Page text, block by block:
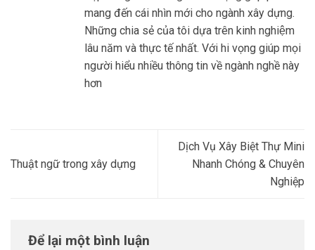
mang đến cái nhìn mới cho ngành xây dựng.
Những chia sẻ của tôi dựa trên kinh nghiệm
lâu năm và thực tế nhất. Với hi vọng giúp mọi
người hiểu nhiều thông tin về ngành nghề này
hơn
Thuật ngữ trong xây dựng
Dịch Vụ Xây Biệt Thự Mini
Nhanh Chóng & Chuyên
Nghiệp
Để lại một bình luận